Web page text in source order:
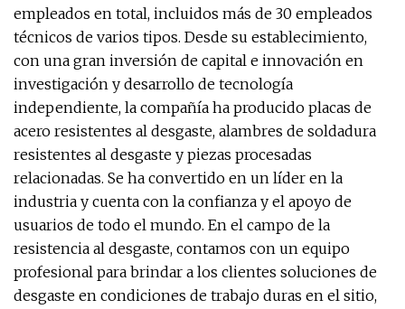
empleados en total, incluidos más de 30 empleados
técnicos de varios tipos. Desde su establecimiento,
con una gran inversión de capital e innovación en
investigación y desarrollo de tecnología
independiente, la compañía ha producido placas de
acero resistentes al desgaste, alambres de soldadura
resistentes al desgaste y piezas procesadas
relacionadas. Se ha convertido en un líder en la
industria y cuenta con la confianza y el apoyo de
usuarios de todo el mundo. En el campo de la
resistencia al desgaste, contamos con un equipo
profesional para brindar a los clientes soluciones de
desgaste en condiciones de trabajo duras en el sitio,